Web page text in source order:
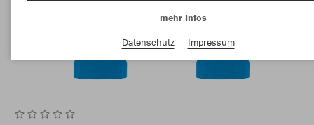
mehr Infos
Datenschutz
Impressum